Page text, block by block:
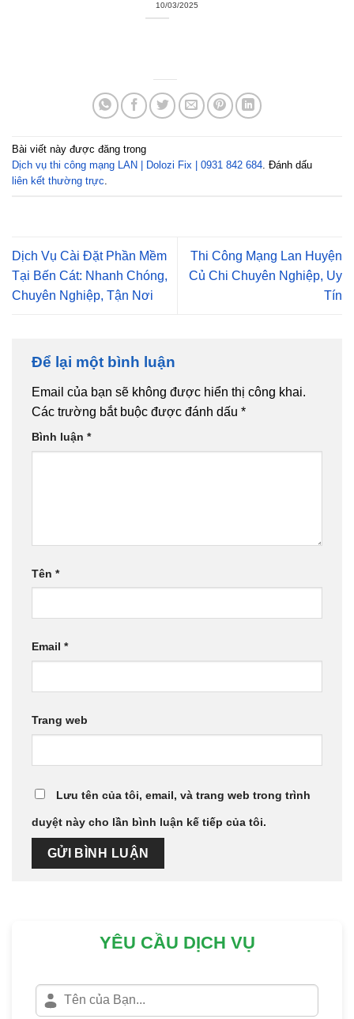
10/03/2025
Bài viết này được đăng trong
Dịch vụ thi công mạng LAN | Dolozi Fix | 0931 842 684. Đánh dấu
liên kết thường trực.
Dịch Vụ Cài Đặt Phần Mềm
Tại Bến Cát: Nhanh Chóng,
Chuyên Nghiệp, Tận Nơi
Thi Công Mạng Lan Huyện
Củ Chi Chuyên Nghiệp, Uy
Tín
Để lại một bình luận
Email của bạn sẽ không được hiển thị công khai.
Các trường bắt buộc được đánh dấu *
Bình luận *
Tên *
Email *
Trang web
Lưu tên của tôi, email, và trang web trong trình
duyệt này cho lần bình luận kế tiếp của tôi.
YÊU CẦU DỊCH VỤ